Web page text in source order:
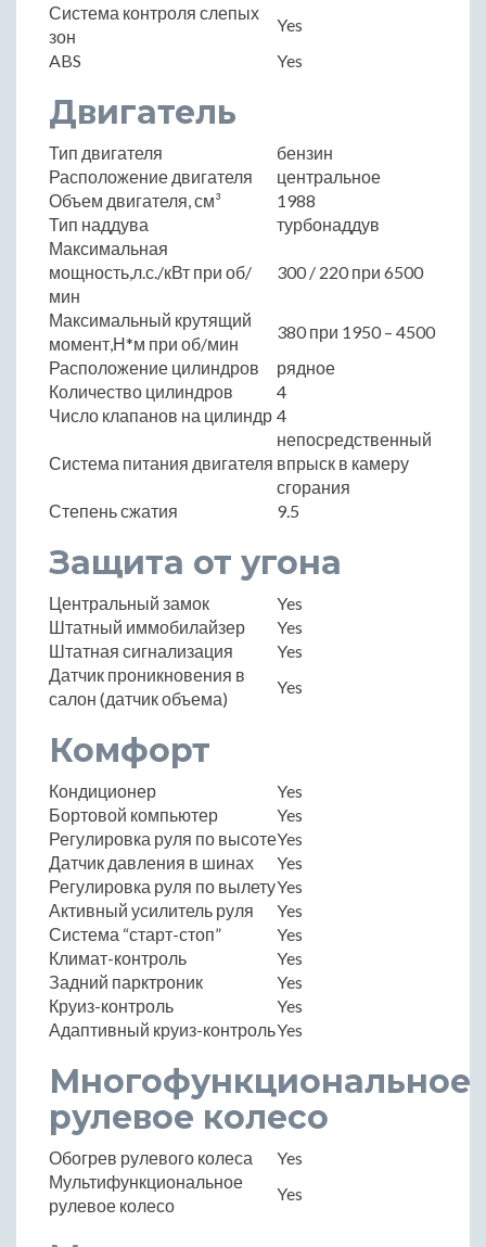
Система контроля слепых
зон
Yes
ABS
Yes
Двигатель
Тип двигателя
бензин
Расположение двигателя
центральное
Объем двигателя, см³
1988
Тип наддува
турбонаддув
Максимальная
мощность,л.с./кВт при об/
мин
300 / 220 при 6500
Максимальный крутящий
момент,Н*м при об/мин
380 при 1950 – 4500
Расположение цилиндров
рядное
Количество цилиндров
4
Число клапанов на цилиндр 4
Система питания двигателя
непосредственный
впрыск в камеру
сгорания
Степень сжатия
9.5
Защита от угона
Центральный замок
Yes
Штатный иммобилайзер
Yes
Штатная сигнализация
Yes
Датчик проникновения в
салон (датчик объема)
Yes
Комфорт
Кондиционер
Yes
Бортовой компьютер
Yes
Регулировка руля по высотеYes
Датчик давления в шинах
Yes
Регулировка руля по вылетуYes
Активный усилитель руля
Yes
Система “старт-стоп”
Yes
Климат-контроль
Yes
Задний парктроник
Yes
Круиз-контроль
Yes
Адаптивный круиз-контрольYes
Многофункциональное
рулевое колесо
Обогрев рулевого колеса
Yes
Мультифункциональное
рулевое колесо
Yes